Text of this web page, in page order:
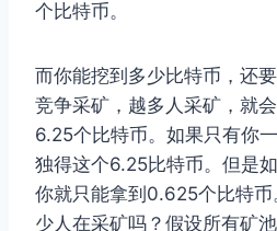
个比特币。
而你能挖到多少比特币，还
竞争采矿，越多人采矿，就
6.25个比特币。如果只有你
独得这个6.25比特币。但是
你就只能拿到0.625个比特币
少人在采矿吗？假设所有矿